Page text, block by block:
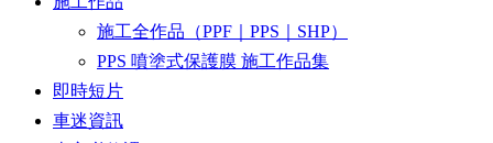
施工全作品（PPF｜PPS｜SHP）
PPS 噴塗式保護膜 施工作品集
即時短片
車迷資訊